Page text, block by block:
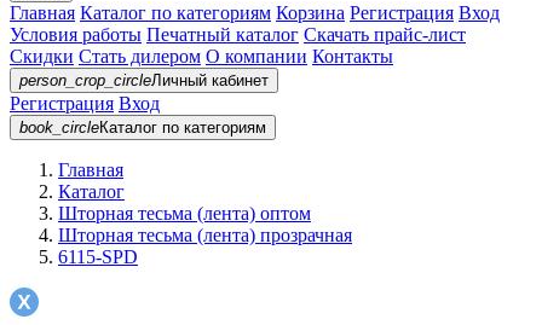
Главная Каталог по категориям Корзина Регистрация Вход
Условия работы Печатный каталог Скачать прайс-лист
Скидки Стать дилером О компании Контакты
person_crop_circleЛичный кабинет
Регистрация Вход
book_circleКаталог по категориям
Главная
Каталог
Шторная тесьма (лента) оптом
Шторная тесьма (лента) прозрачная
6115-SPD